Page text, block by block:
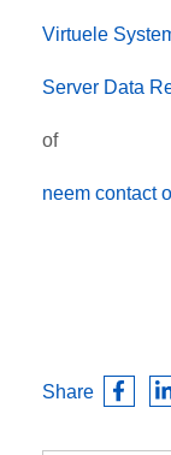
Virtuele
Server Data
of
neem contact
Share